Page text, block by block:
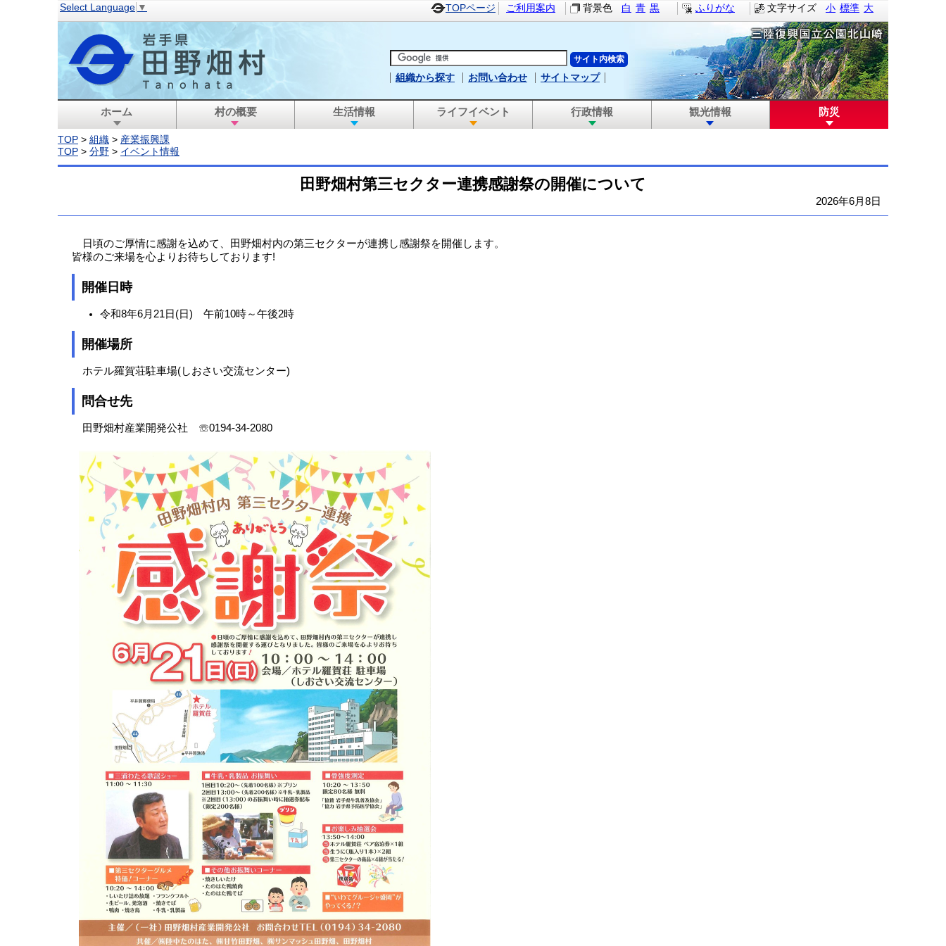
文字サイズ 小 標準 大
Select Language ▼ TOPページ ご利用案内 背景色 白 青 黒 ふりがな
組織から探す お問い合わせ サイトマップ
ホーム 村の概要 生活情報 ライフイベント 行政情報 観光情報 防災
TOP > 組織 > 産業振興課
TOP > 分野 > イベント情報
田野畑村第三セクター連携感謝祭の開催について
2026年6月8日
日頃のご厚情に感謝を込めて、田野畑村内の第三セクターが連携し感謝祭を開催します。
皆様のご来場を心よりお待ちしております!
開催日時
令和8年6月21日(日) 午前10時～午後2時
開催場所
ホテル羅賀荘駐車場(しおさい交流センター)
問合せ先
田野畑村産業開発公社 ☏0194-34-2080